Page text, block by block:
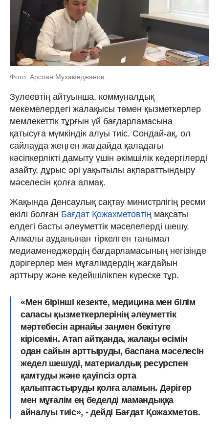
Фото: Арслан Мухамеджанов
Зулеевтің айтуынша, коммуналдық
мекемелердегі жалақысы төмен қызметкерлер
мемлекеттік тұрғын үй бағдарламасына
қатысуға мүмкіндік алуы тиіс. Сондай-ақ, ол
сайлауда жеңген жағдайда қаладағы
кәсіпкерлікті дамыту үшін әкімшілік кедергілерді
азайту, дұрыс әрі уақытылы ақпараттындыру
мәселесін қолға алмақ.
Жақында Денсаулық сақтау министрлігің ресми
өкілі болған Бағдат Қожахметовтің мақсаты
елдегі басты әлеуметтік мәселелерді шешу.
Алмалы ауданынан тіркелген танымал
медиаменеджердің бағдарламасының негізінде
дәрігерлер мен мұғалімдердің жағдайын
арттыру және кедейшілікпен күреске тұр.
«Мен бірінші кезекте, медицина мен білім
саласы қызметкерлерінің әлеуметтік
мәртебесін арнайы заңмен бекітуге
кірісемін. Атап айтқанда, жалақы өсімін
одан сайын арттыруды, баспана мәселесін
жедел шешуді, материалдық ресурспен
қамтуды және қауіпсіз орта
қалыптастыруды қолға аламын. Дәрігер
мен мұғалім ең беделді мамандыққа
айналуы тиіс», - дейді Бағдат Қожахметов.